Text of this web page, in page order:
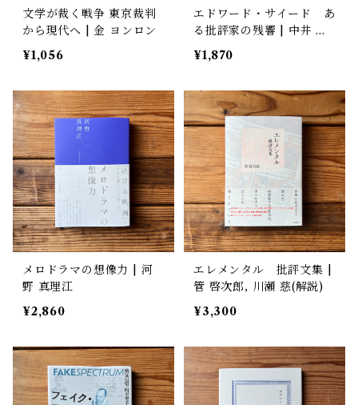
文学が裁く戦争 東京裁判
から現代へ | 金 ヨンロン
¥1,056
エドワード・サイード あ
る批評家の残響 | 中井 亜
佐子
¥1,870
メロドラマの想像力 | 河
野 真理江
¥2,860
エレメンタル 批評文集 |
管 啓次郎, 川瀬 慈(解説)
¥3,300